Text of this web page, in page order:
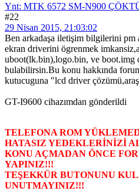
Ynt: MTK 6572 SM-N900
#22
29 Nisan 2015, 21:03:02
Ben arkadaşa iletişim bilgilerini pm
ekran driverini ögrenmek
uboot(lk.bin),logo.bin, ve boot.img
bulabilirsin.Bu konu hakkında
kutucuguna "lcd driver
GT-I9600 cihazımdan gönderildi
TELEFONA ROM
HATASIZ YEDEKLERİNİZİ
KONU AÇMADAN ÖNCE
YAPINIZ!!!
TEŞEKKÜR BUTONUNU
UNUTMAYINIZ!!!